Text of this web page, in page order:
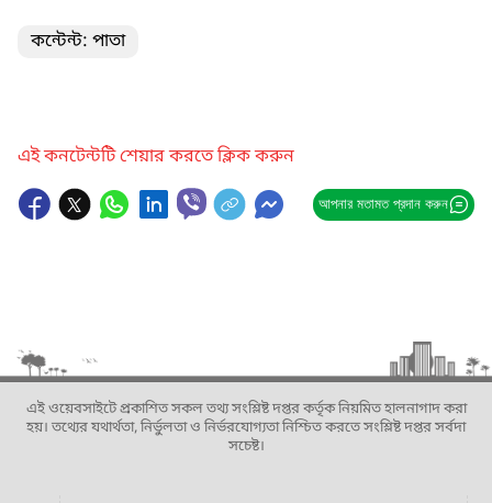
কন্টেন্ট: পাতা
এই কনটেন্টটি শেয়ার করতে ক্লিক করুন
আপনার মতামত প্রদান করুন
এই ওয়েবসাইটে প্রকাশিত সকল তথ্য সংশ্লিষ্ট দপ্তর কর্তৃক নিয়মিত হালনাগাদ করা
হয়। তথ্যের যথার্থতা, নির্ভুলতা ও নির্ভরযোগ্যতা নিশ্চিত করতে সংশ্লিষ্ট দপ্তর সর্বদা
সচেষ্ট।